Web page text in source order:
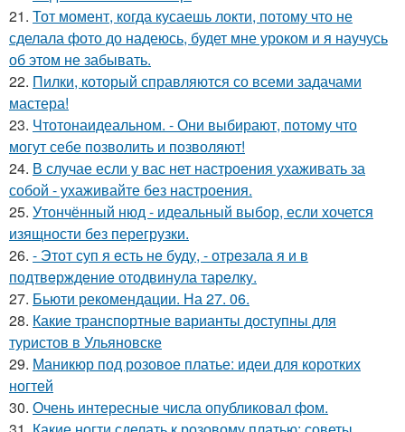
21. Тот момент, когда кусаешь локти, потому что не
сделала фото до надеюсь, будет мне уроком и я научусь
об этом не забывать.
22. Пилки, который справляются со всеми задачами
мастера!
23. Чтотонаидеальном. - Они выбирают, потому что
могут себе позволить и позволяют!
24. В случае если у вас нет настроения ухаживать за
собой - ухаживайте без настроения.
25. Утончённый нюд - идеальный выбор, если хочется
изящности без перегрузки.
26. - Этот суп я eсть нe буду, - отрeзала я и в
подтвeрждeниe отодвинула тарeлку.
27. Бьюти рекомендации. На 27. 06.
28. Какие транспортные варианты доступны для
туристов в Ульяновске
29. Маникюр под розовое платье: идеи для коротких
ногтей
30. Очень интересные числа опубликовал фом.